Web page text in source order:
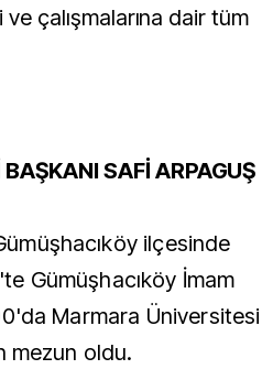
çalışmalarına dair tüm
SAFİ ARPAGUŞ
ilçesinde
Gümüşhacıköy İmam
Marmara Üniversitesi
mezun oldu.